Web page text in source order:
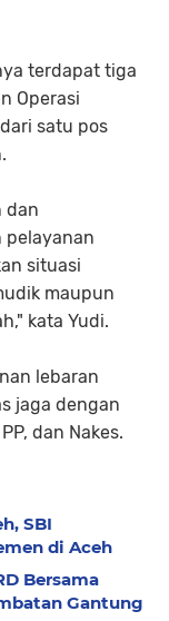
terdapat tiga
Operasi
satu pos
dan
pelayanan
situasi
maupun
kata Yudi.
lebaran
jaga dengan
dan Nakes.
SBI
di Aceh
Bersama
Gantung